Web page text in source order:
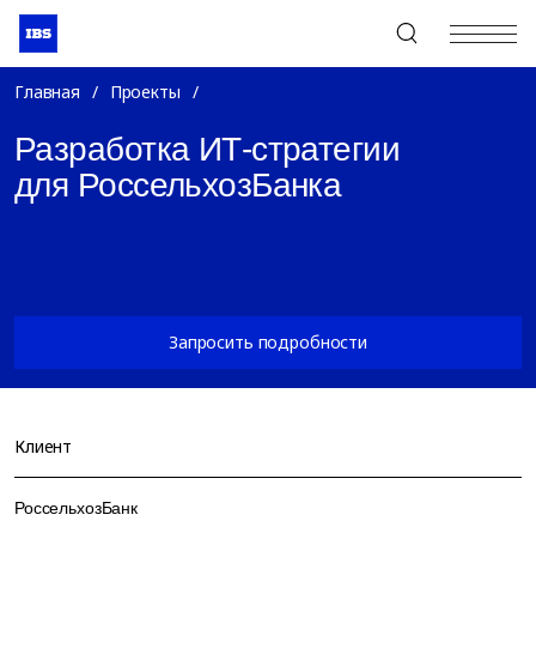
+7 (495) 967-80-80
Главная / Проекты /
Разработка ИТ-стратегии
для РоссельхозБанка
Запросить подробности
Клиент
РоссельхозБанк